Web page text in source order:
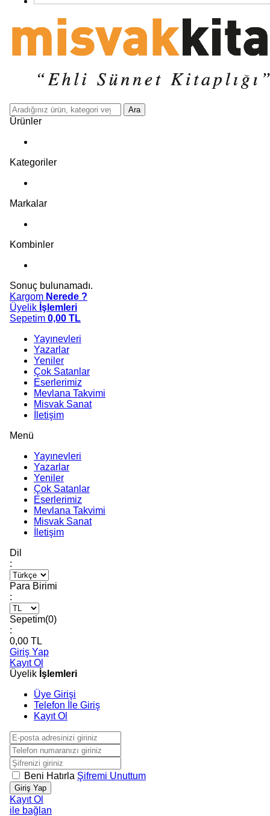
Ara
Ürünler
Kategoriler
Markalar
Kombinler
Sonuç bulunamadı.
Kargom Nerede ?
Üyelik İşlemleri
Sepetim 0,00 TL
Yayınevleri
Yazarlar
Yeniler
Çok Satanlar
Eserlerimiz
Mevlana Takvimi
Misvak Sanat
İletişim
Menü
Yayınevleri
Yazarlar
Yeniler
Çok Satanlar
Eserlerimiz
Mevlana Takvimi
Misvak Sanat
İletişim
Dil
:
Para Birimi
:
Sepetim(0)
:
0,00 TL
Giriş Yap
Kayıt Ol
Üyelik İşlemleri
Üye Girişi
Telefon İle Giriş
Kayıt Ol
Beni Hatırla Şifremi Unuttum
Giriş Yap
Kayıt Ol
ile bağlan